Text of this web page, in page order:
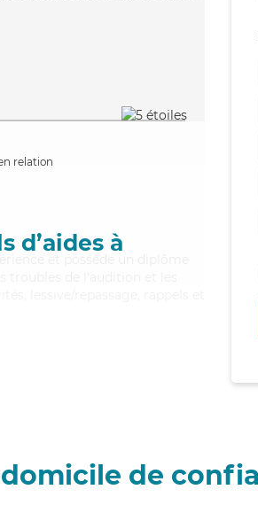
relation
d’aides à
et possède un diplôme
troubles de l'audition et les
de